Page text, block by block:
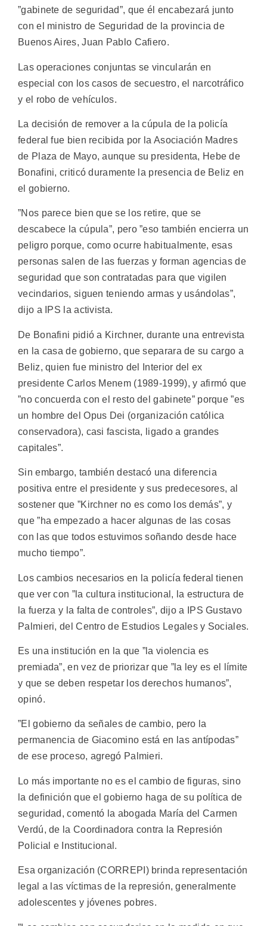
”gabinete de seguridad”, que él encabezará junto
con el ministro de Seguridad de la provincia de
Buenos Aires, Juan Pablo Cafiero.
Las operaciones conjuntas se vincularán en
especial con los casos de secuestro, el narcotráfico
y el robo de vehículos.
La decisión de remover a la cúpula de la policía
federal fue bien recibida por la Asociación Madres
de Plaza de Mayo, aunque su presidenta, Hebe de
Bonafini, criticó duramente la presencia de Beliz en
el gobierno.
”Nos parece bien que se los retire, que se
descabece la cúpula”, pero ”eso también encierra un
peligro porque, como ocurre habitualmente, esas
personas salen de las fuerzas y forman agencias de
seguridad que son contratadas para que vigilen
vecindarios, siguen teniendo armas y usándolas”,
dijo a IPS la activista.
De Bonafini pidió a Kirchner, durante una entrevista
en la casa de gobierno, que separara de su cargo a
Beliz, quien fue ministro del Interior del ex
presidente Carlos Menem (1989-1999), y afirmó que
”no concuerda con el resto del gabinete” porque ”es
un hombre del Opus Dei (organización católica
conservadora), casi fascista, ligado a grandes
capitales”.
Sin embargo, también destacó una diferencia
positiva entre el presidente y sus predecesores, al
sostener que ”Kirchner no es como los demás”, y
que ”ha empezado a hacer algunas de las cosas
con las que todos estuvimos soñando desde hace
mucho tiempo”.
Los cambios necesarios en la policía federal tienen
que ver con ”la cultura institucional, la estructura de
la fuerza y la falta de controles”, dijo a IPS Gustavo
Palmieri, del Centro de Estudios Legales y Sociales.
Es una institución en la que ”la violencia es
premiada”, en vez de priorizar que ”la ley es el límite
y que se deben respetar los derechos humanos”,
opinó.
”El gobierno da señales de cambio, pero la
permanencia de Giacomino está en las antípodas”
de ese proceso, agregó Palmieri.
Lo más importante no es el cambio de figuras, sino
la definición que el gobierno haga de su política de
seguridad, comentó la abogada María del Carmen
Verdú, de la Coordinadora contra la Represión
Policial e Institucional.
Esa organización (CORREPI) brinda representación
legal a las víctimas de la represión, generalmente
adolescentes y jóvenes pobres.